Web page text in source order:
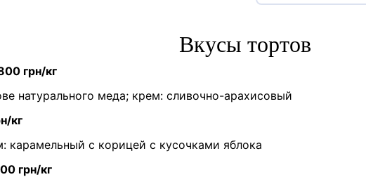
Вкусы тортов
грн/кг
натурального меда; крем: сливочно-арахисовый
кг
карамельный с корицей с кусочками яблока
грн/кг